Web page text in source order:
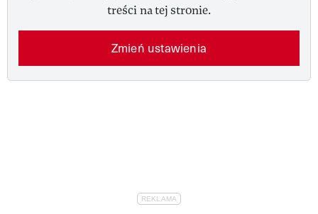
treści na tej stronie.
Zmień ustawienia